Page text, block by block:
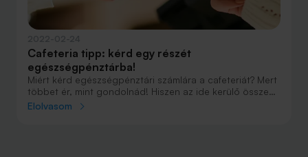
Cafeteria tipp: kérd egy részét
egészségpénztárba!
Miért kérd egészségpénztári számlára a cafeteriát? Mert
többet ér, mint gondolnád! Hiszen az ide kerülő összeg
után akár 150 ezer forint adó-visszatérítést is kaphatsz
Elolvasom